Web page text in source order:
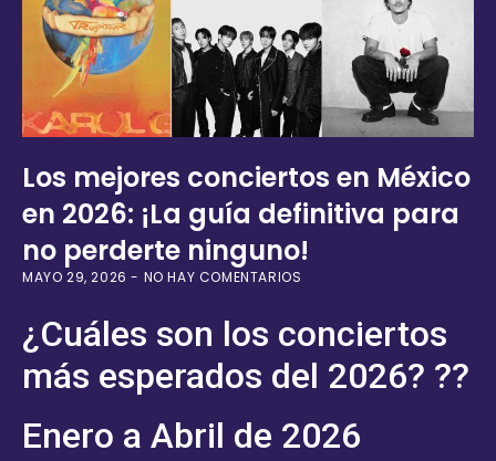
Los mejores conciertos en México
en 2026: ¡La guía definitiva para
no perderte ninguno!
MAYO 29, 2026 NO HAY COMENTARIOS
¿Cuáles son los conciertos
más esperados del 2026? ??
Enero a Abril de 2026